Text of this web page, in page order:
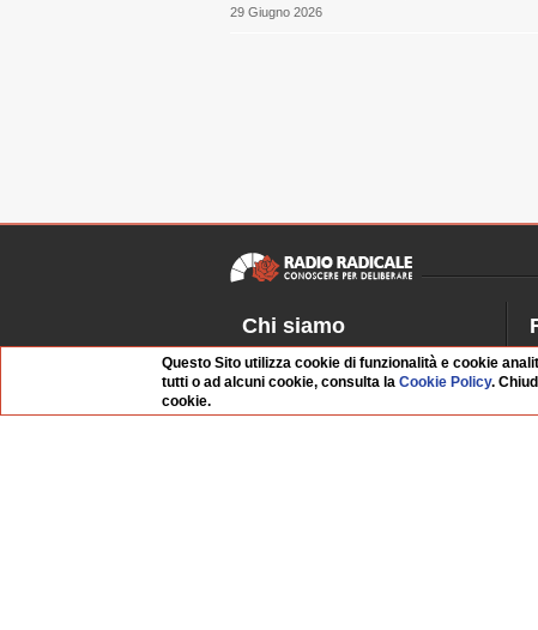
29 Giugno 2026
Chi siamo
Dossier Radio Radicale
Questo sito
L'Archivio
Questo Sito utilizza cookie di funzionalità e cookie
tutti o ad alcuni cookie, consulta laCookie Policy.
cookie.